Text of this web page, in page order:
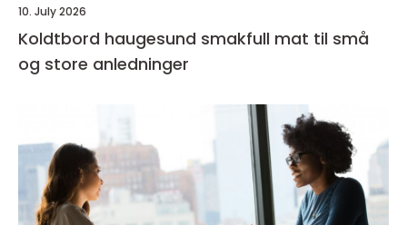
10. July 2026
Koldtbord haugesund smakfull mat til små
og store anledninger